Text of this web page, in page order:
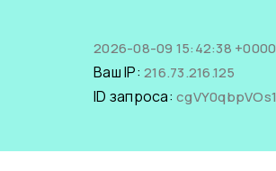
2026-08-09 15:42:38 +0000
Ваш IP: 216.73.216.125
ID запроса: cgVY0qbpVOs1